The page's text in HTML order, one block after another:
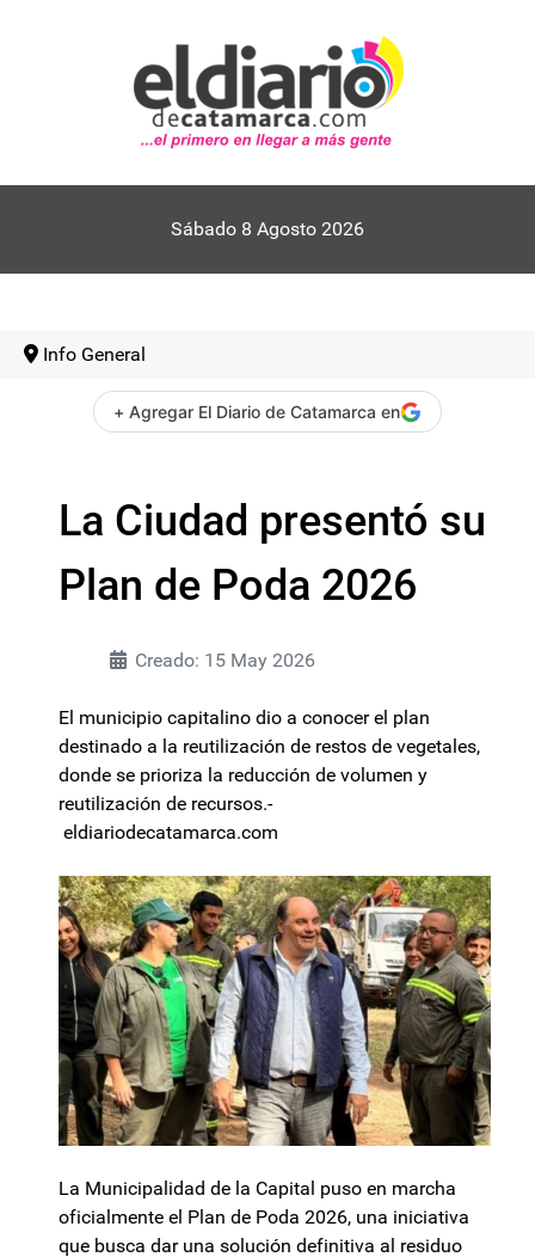
Sábado 8 Agosto 2026
Info General
+ Agregar El Diario de Catamarca en
La Ciudad presentó su
Plan de Poda 2026
Creado: 15 May 2026
El municipio capitalino dio a conocer el plan
destinado a la reutilización de restos de vegetales,
donde se prioriza la reducción de volumen y
reutilización de recursos.-
eldiariodecatamarca.com
La Municipalidad de la Capital puso en marcha
oficialmente el Plan de Poda 2026, una iniciativa
que busca dar una solución definitiva al residuo